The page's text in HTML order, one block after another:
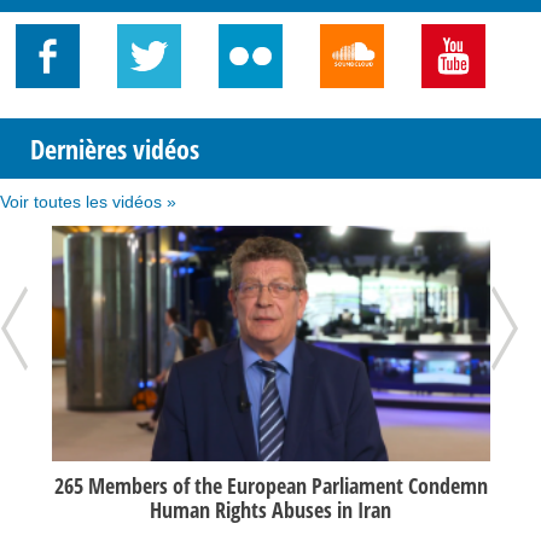
Dernières vidéos
Voir toutes les vidéos »
265 Members of the European Parliament Condemn
Human Rights Abuses in Iran